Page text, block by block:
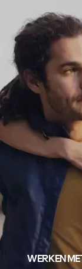
WERKEN